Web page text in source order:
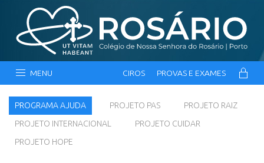
MENU CIROS PROVAS E EXAMES
PROGRAMA AJUDA PROJETO PAS
PROJETO RAIZ
PROJETO INTERNACIONAL
PROJETO CUIDAR
PROJETO HOPE